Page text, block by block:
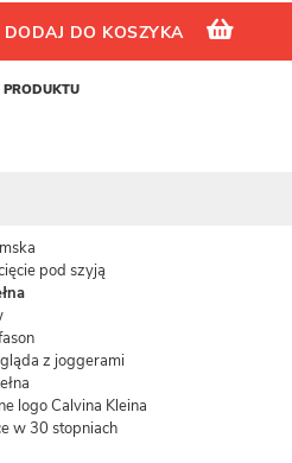
DODAJ DO KOSZYKA
PRODUKTU
pod szyją
z joggerami
logo Calvina Kleina
w 30 stopniach